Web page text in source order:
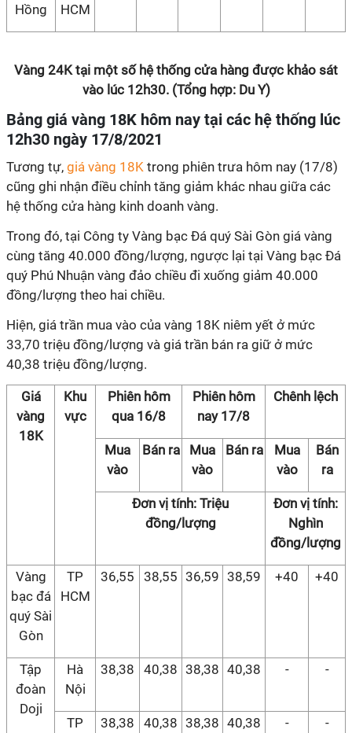
Hồng
HCM
Vàng 24K tại một số hệ thống cửa hàng được khảo sát
vào lúc 12h30. (Tổng hợp: Du Y)
Bảng giá vàng 18K hôm nay tại các hệ thống lúc
12h30 ngày 17/8/2021
Tương tự, giá vàng 18K trong phiên trưa hôm nay (17/8)
cũng ghi nhận điều chỉnh tăng giảm khác nhau giữa các
hệ thống cửa hàng kinh doanh vàng.
Trong đó, tại Công ty Vàng bạc Đá quý Sài Gòn giá vàng
cùng tăng 40.000 đồng/lượng, ngược lại tại Vàng bạc Đá
quý Phú Nhuận vàng đảo chiều đi xuống giảm 40.000
đồng/lượng theo hai chiều.
Hiện, giá trần mua vào của vàng 18K niêm yết ở mức
33,70 triệu đồng/lượng và giá trần bán ra giữ ở mức
40,38 triệu đồng/lượng.
Giá
vàng
18K
Khu
vực
Phiên hôm
qua 16/8
Phiên hôm
nay 17/8
Chênh lệch
Mua
vào
Bán ra
Mua
vào
Bán ra
Mua
vào
Bán
ra
Đơn vị tính: Triệu
đồng/lượng
Đơn vị tính:
Nghìn
đồng/lượng
Vàng
bạc đá
quý Sài
Gòn
TP
HCM
36,55 38,55 36,59 38,59 +40 +40
Tập
đoàn
Doji
Hà
Nội
38,38 40,38 38,38 40,38 - -
TP
38,38 40,38 38,38 40,38 - -